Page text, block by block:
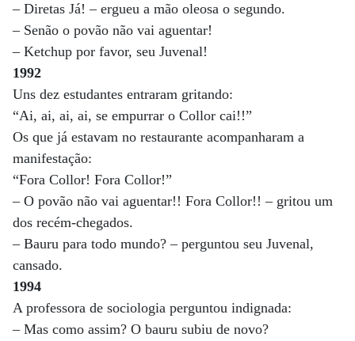
– Diretas Já! – ergueu a mão oleosa o segundo.
– Senão o povão não vai aguentar!
– Ketchup por favor, seu Juvenal!
1992
Uns dez estudantes entraram gritando:
“Ai, ai, ai, ai, se empurrar o Collor cai!!”
Os que já estavam no restaurante acompanharam a
manifestação:
“Fora Collor! Fora Collor!”
– O povão não vai aguentar!! Fora Collor!! – gritou um
dos recém-chegados.
– Bauru para todo mundo? – perguntou seu Juvenal,
cansado.
1994
A professora de sociologia perguntou indignada:
– Mas como assim? O bauru subiu de novo?